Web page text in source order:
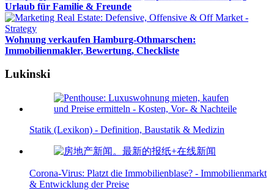
Urlaub für Familie & Freunde
Wohnung verkaufen Hamburg-Othmarschen:
Immobilienmakler, Bewertung, Checkliste
Lukinski
Statik (Lexikon) - Definition, Baustatik & Medizin
Corona-Virus: Platzt die Immobilienblase? - Immobilienmarkt
& Entwicklung der Preise